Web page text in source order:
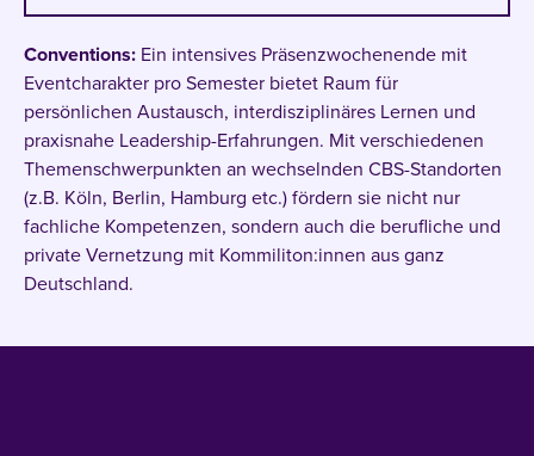
Conventions: Ein intensives Präsenzwochenende mit
Eventcharakter pro Semester bietet Raum für
persönlichen Austausch, interdisziplinäres Lernen und
praxisnahe Leadership-Erfahrungen. Mit verschiedenen
Themenschwerpunkten an wechselnden CBS-Standorten
(z.B. Köln, Berlin, Hamburg etc.) fördern sie nicht nur
fachliche Kompetenzen, sondern auch die berufliche und
private Vernetzung mit Kommiliton:innen aus ganz
Deutschland.